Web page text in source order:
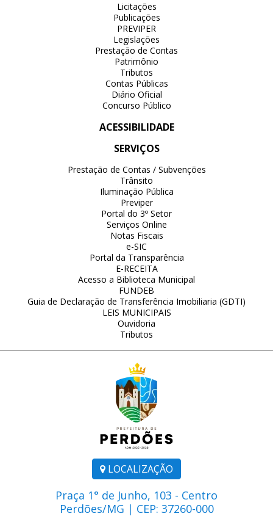
LOCALIZAÇÃO
Praça 1° de Junho, 103 - Centro
Perdões/MG | CEP: 37260-000
Licitações
Publicações
PREVIPER
Legislações
Prestação de Contas
Patrimônio
Tributos
Contas Públicas
Diário Oficial
Concurso Público
ACESSIBILIDADE
SERVIÇOS
Prestação de Contas / Subvenções
Trânsito
Iluminação Pública
Previper
Portal do 3º Setor
Serviços Online
Notas Fiscais
e-SIC
Portal da Transparência
E-RECEITA
Acesso a Biblioteca Municipal
FUNDEB
Guia de Declaração de Transferência Imobiliaria (GDTI)
LEIS MUNICIPAIS
Ouvidoria
Tributos